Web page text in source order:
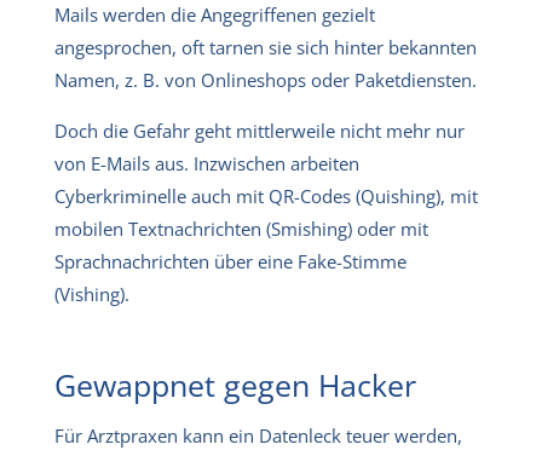
Mails werden die Angegriffenen gezielt
angesprochen, oft tarnen sie sich hinter bekannten
Namen, z. B. von Onlineshops oder Paketdiensten.
Doch die Gefahr geht mittlerweile nicht mehr nur
von E-Mails aus. Inzwischen arbeiten
Cyberkriminelle auch mit QR-Codes (Quishing), mit
mobilen Textnachrichten (Smishing) oder mit
Sprachnachrichten über eine Fake-Stimme
(Vishing).
Gewappnet gegen Hacker
Für Arztpraxen kann ein Datenleck teuer werden,